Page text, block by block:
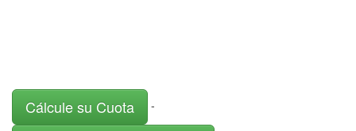
Cálcule su Cuota -